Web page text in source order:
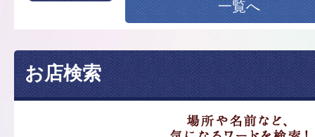
一覧へ
お店検索